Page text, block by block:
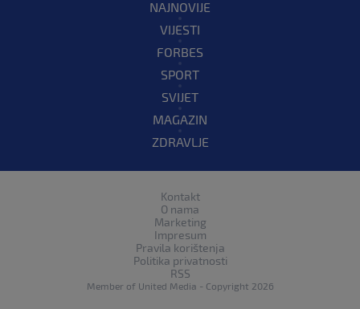
NAJNOVIJE
VIJESTI
FORBES
SPORT
SVIJET
MAGAZIN
ZDRAVLJE
Kontakt
O nama
Marketing
Impresum
Pravila korištenja
Politika privatnosti
RSS
Member of United Media - Copyright 2026